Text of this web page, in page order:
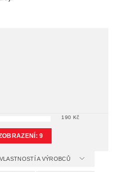
190 Kč
9
A VÝROBCŮ